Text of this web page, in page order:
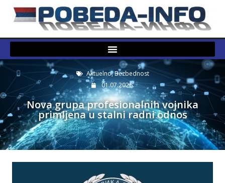
Aktuelno,Bezbednost
01.07.2026.
Nova grupa profesionalnih vojnika
primljena u stalni radni odnos